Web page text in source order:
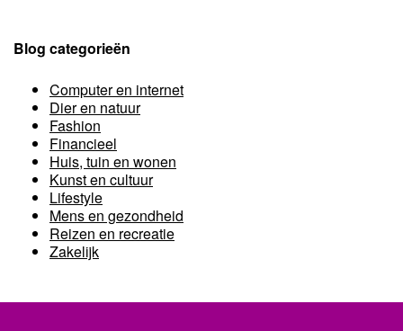
Blog categorieën
Computer en internet
Dier en natuur
Fashion
Financieel
Huis, tuin en wonen
Kunst en cultuur
Lifestyle
Mens en gezondheid
Reizen en recreatie
Zakelijk